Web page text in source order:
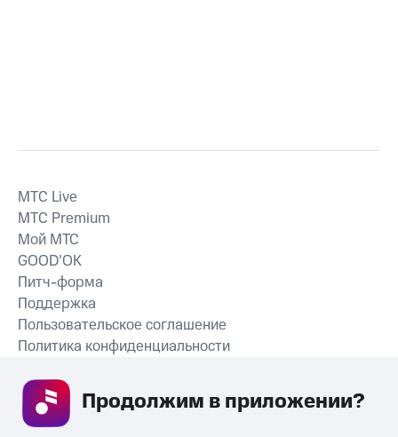
СКАЧАТЬ ПРИЛОЖЕНИЕ
MTС Live
MTС Premium
Мой МТС
GOOD’OK
Питч-форма
Поддержка
Пользовательское соглашение
Политика конфиденциальности